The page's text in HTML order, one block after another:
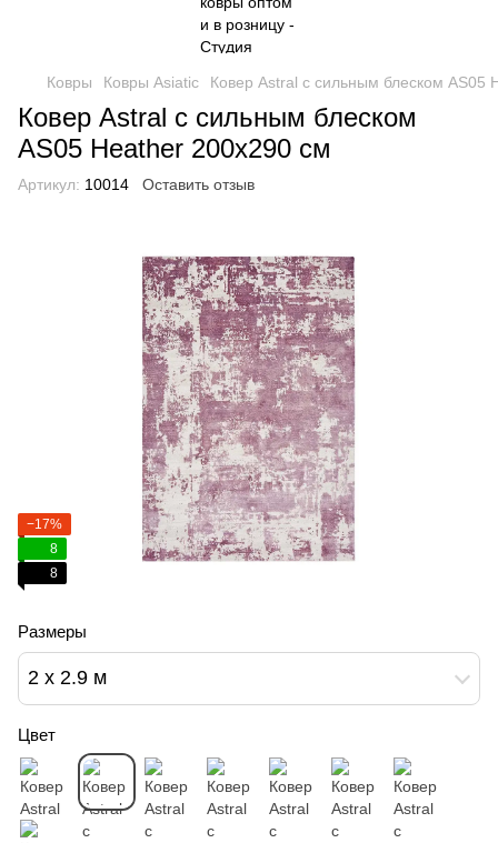
Ковры Ковры Asiatic Ковер Astral с сильным блеском AS05
Ковер Astral с сильным блеском
AS05 Heather 200x290 см
Артикул: 10014 Оставить отзыв
−17%
8
8
Размеры
2 x 2.9 м
Цвет